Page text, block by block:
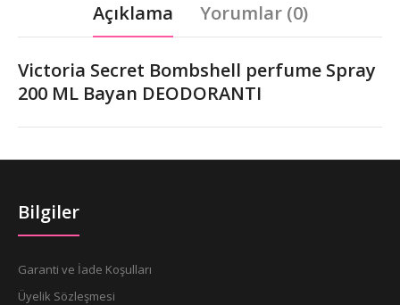
Açıklama Yorumlar (0)
Victoria Secret Bombshell perfume Spray
200 ML Bayan DEODORANTI
Bilgiler
Garanti ve İade Koşulları
Üyelik Sözleşmesi